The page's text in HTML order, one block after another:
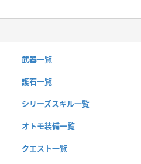
武器一覧
護石一覧
シリーズスキル一覧
オトモ装備一覧
クエスト一覧